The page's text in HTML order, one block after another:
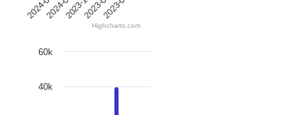
Highcharts.com
40k
60k